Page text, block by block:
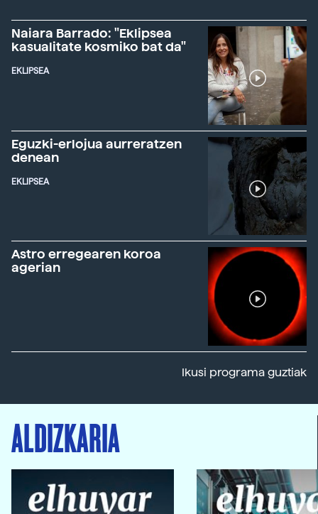
Naiara Barrado: "Eklipsea
kasualitate kosmiko bat da"
EKLIPSEA
Eguzki-erlojua aurreratzen
denean
EKLIPSEA
Astro erregearen koroa
agerian
Ikusi programa guztiak
ALDIZKARIA